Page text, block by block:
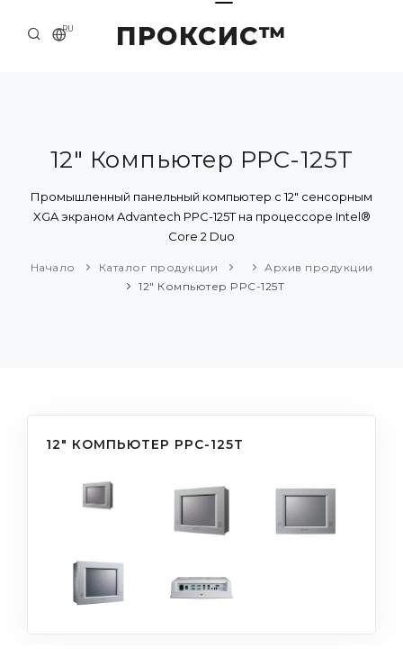
ПРОКСИС™
RU
О КОМПАНИИ
ПРИМЕРЫ И РЕШЕНИЯ
КАТАЛОГ ПРОДУКЦИИ
ПРЕСС-ЦЕНТР
12" Компьютер PPC-125T
Промышленный панельный компьютер с 12" сенсорным
XGA экраном Advantech PPC-125T на процессоре Intel®
Core 2 Duo
Начало Каталог продукции
Архив продукции
12" Компьютер PPC-125T
12" КОМПЬЮТЕР PPC-125T